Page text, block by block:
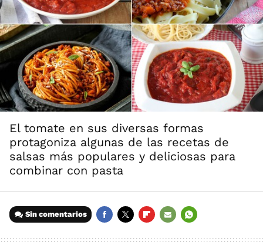
El tomate en sus diversas formas
protagoniza algunas de las recetas de
salsas más populares y deliciosas para
combinar con pasta
Sin comentarios